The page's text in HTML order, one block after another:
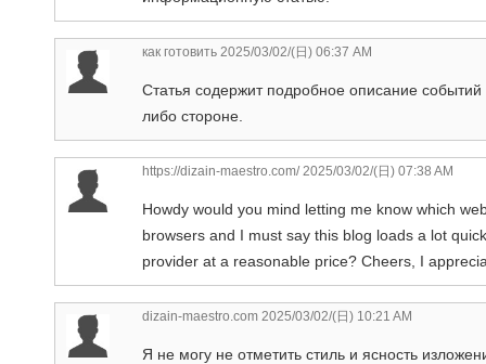
как готовить 2025/03/02/(日) 06:37 AM
Статья содержит подробное описание
либо стороне.
https://dizain-maestro.com/2025/03/02/(日) 07:38 AM
Howdy would you mind letting me know which
browsers and I must say this blog loads a lot
provider at a reasonable price? Cheers, I
dizain-maestro.com 2025/03/02/(日) 10:21 AM
Я не могу не отметить стиль и ясность